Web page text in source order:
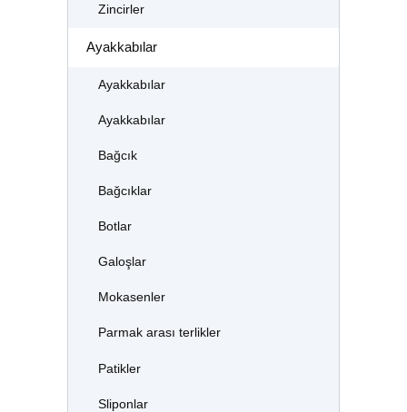
Zincirler
Ayakkabılar
Ayakkabılar
Ayakkabılar
Bağcık
Bağcıklar
Botlar
Galoşlar
Mokasenler
Parmak arası terlikler
Patikler
Sliponlar